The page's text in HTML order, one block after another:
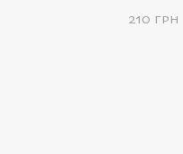
210 грн